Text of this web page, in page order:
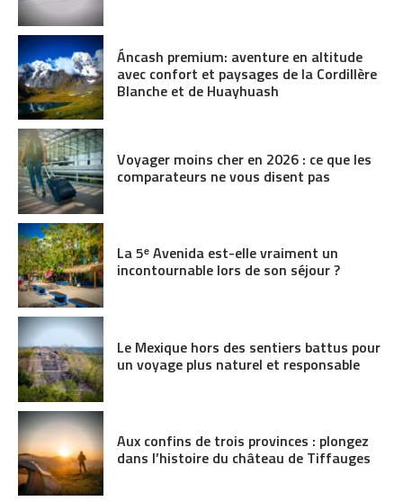
Áncash premium: aventure en altitude
avec confort et paysages de la Cordillère
Blanche et de Huayhuash
Voyager moins cher en 2026 : ce que les
comparateurs ne vous disent pas
La 5ᵉ Avenida est-elle vraiment un
incontournable lors de son séjour ?
Le Mexique hors des sentiers battus pour
un voyage plus naturel et responsable
Aux confins de trois provinces : plongez
dans l’histoire du château de Tiffauges